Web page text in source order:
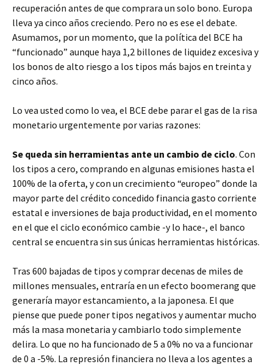
recuperación antes de que comprara un solo bono. Europa
lleva ya cinco años creciendo. Pero no es ese el debate.
Asumamos, por un momento, que la política del BCE ha
“funcionado” aunque haya 1,2 billones de liquidez excesiva y
los bonos de alto riesgo a los tipos más bajos en treinta y
cinco años.
Lo vea usted como lo vea, el BCE debe parar el gas de la risa
monetario urgentemente por varias razones:
Se queda sin herramientas ante un cambio de ciclo. Con
los tipos a cero, comprando en algunas emisiones hasta el
100% de la oferta, y con un crecimiento “europeo” donde la
mayor parte del crédito concedido financia gasto corriente
estatal e inversiones de baja productividad, en el momento
en el que el ciclo económico cambie -y lo hace-, el banco
central se encuentra sin sus únicas herramientas históricas.
Tras 600 bajadas de tipos y comprar decenas de miles de
millones mensuales, entraría en un efecto boomerang que
generaría mayor estancamiento, a la japonesa. El que
piense que puede poner tipos negativos y aumentar mucho
más la masa monetaria y cambiarlo todo simplemente
delira. Lo que no ha funcionado de 5 a 0% no va a funcionar
de 0 a -5%. La represión financiera no lleva a los agentes a